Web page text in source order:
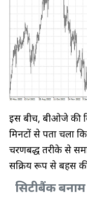
इस बीच, बीओजे की
मिनटों से पता चला कि
चरणबद्ध तरीके से
सक्रिय रूप से बहस
सिटीबैंक बनाम